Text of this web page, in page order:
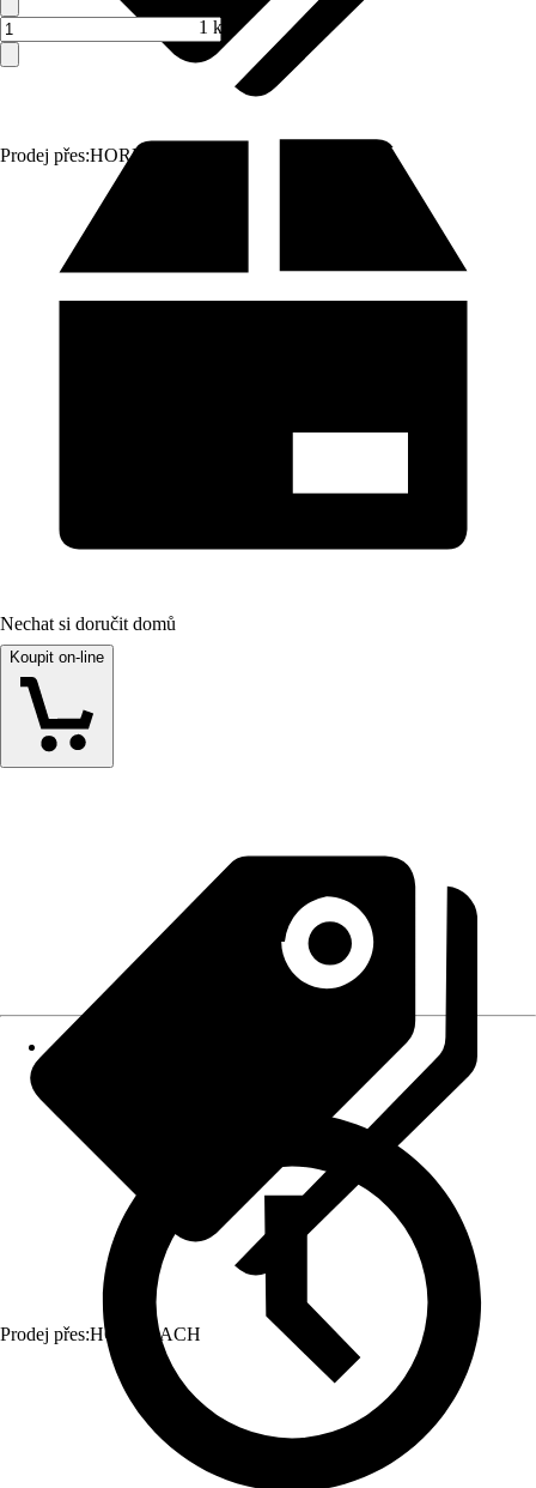
Prodej přes:HORNBACH
1 ks
Nechat si doručit domů
Koupit on-line
Prodej přes:HORNBACH